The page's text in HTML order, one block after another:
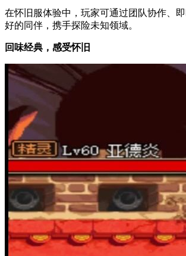
在怀旧服体验中，玩家可通过团队协作、
好的同伴，携手探险未知领域。
回味经典，感受怀旧